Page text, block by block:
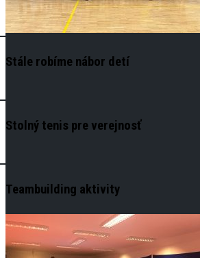
Stále robíme nábor detí
Stolný tenis pre verejnosť
Teambuilding aktivity